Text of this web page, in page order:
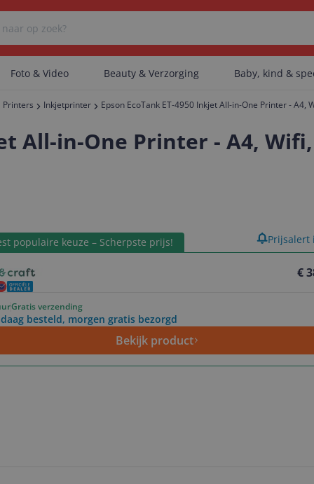
Er zijn geen categorieën gevonden.
Er zijn geen artikelen gevonden.
Foto & Video Beauty & Verzorging Baby, kind &
Printers Inkjetprinter Epson EcoTank ET-4950 Inkjet All-in-One Printer - A4,
All-in-One Printer - A4,
populaire keuze – Scherpste prijs!
€
Gratis verzending
besteld, morgen gratis bezorgd
Bekijk product
Prijsalert